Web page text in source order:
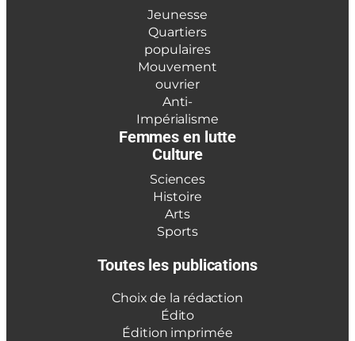
Jeunesse
Quartiers
populaires
Mouvement
ouvrier
Anti-
Impérialisme
Femmes en lutte
Culture
Sciences
Histoire
Arts
Sports
Toutes les publications
Choix de la rédaction
Édito
Édition imprimée